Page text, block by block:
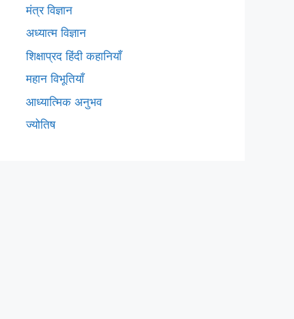
मंत्र विज्ञान
अध्यात्म विज्ञान
शिक्षाप्रद हिंदी कहानियाँ
महान विभूतियाँ
आध्यात्मिक अनुभव
ज्योतिष